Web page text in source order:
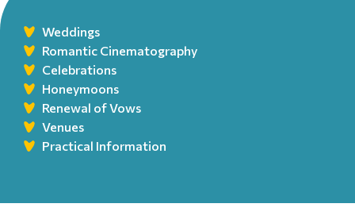
Weddings
Romantic Cinematography
Celebrations
Honeymoons
Renewal of Vows
Venues
Practical Information